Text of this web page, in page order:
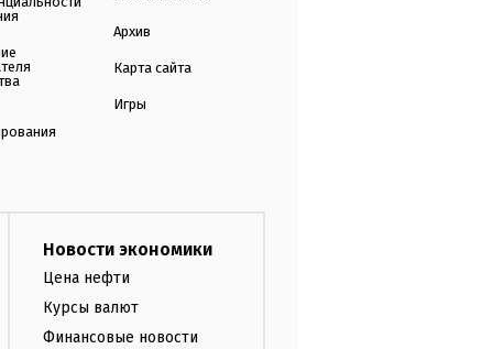
Архив
Карта сайта
Игры
Новости экономики
Цена нефти
Курсы валют
Финансовые новости